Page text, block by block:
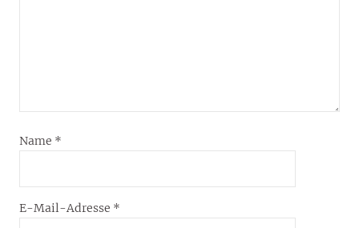
Name *
E-Mail-Adresse *